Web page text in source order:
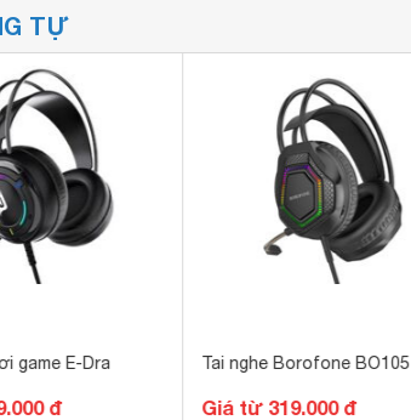
TỰ
game E-Dra
đ
Tai nghe Borofone BO105
Giá từ 319.000 đ